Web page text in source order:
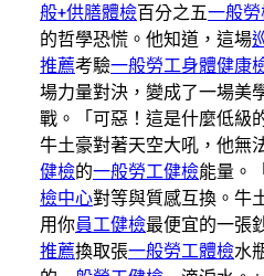
般+供膳體檢百分之五一般
的哲學恐慌。他知道，這場
推薦考驗一般勞工身體健康
場力量對決，變成了一場美
戰。「可惡！這是什麼低級
牛土豪對著天空大吼，他無
健檢的一般勞工健檢能量。
檢中心對等與質感互換。牛
用你員工健檢最便宜的一張
推薦換取張一般勞工體檢水